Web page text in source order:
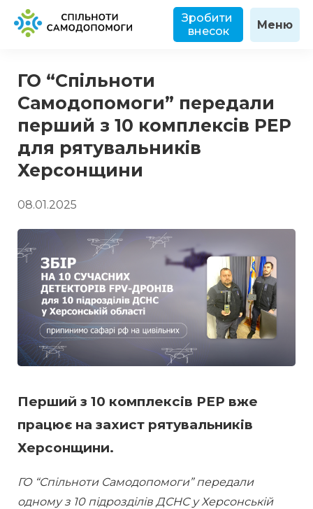
Зробити
внесок
Меню
ГО “Спільноти
Самодопомоги” передали
перший з 10 комплексів РЕР
для рятувальників
Херсонщини
08.01.2025
Перший з 10 комплексів РЕР вже
працює на захист рятувальників
Херсонщини.
ГО “Спільноти Самодопомоги” передали
одному з 10 підрозділів ДСНС у Херсонській